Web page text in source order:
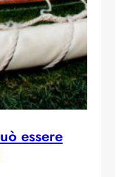
essere